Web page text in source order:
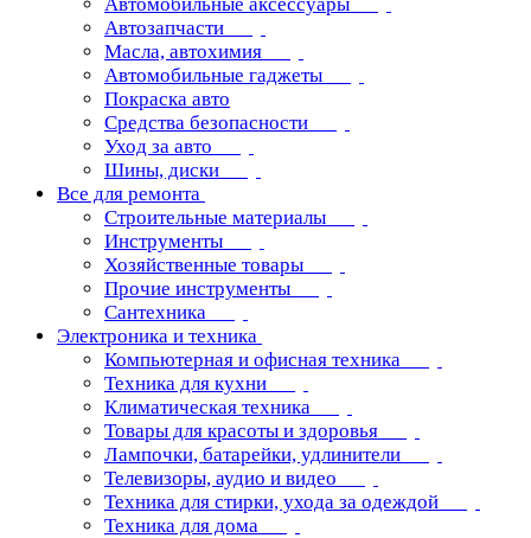
Автозапчасти
Масла, автохимия
Автомобильные гаджеты
Покраска авто
Средства безопасности
Уход за авто
Шины, диски
Все для ремонта
Строительные материалы
Инструменты
Хозяйственные товары
Прочие инструменты
Сантехника
Электроника и техника
Компьютерная и офисная техника
Техника для кухни
Климатическая техника
Товары для красоты и здоровья
Лампочки, батарейки, удлинители
Телевизоры, аудио и видео
Техника для стирки, ухода за одеждой
Техника для дома